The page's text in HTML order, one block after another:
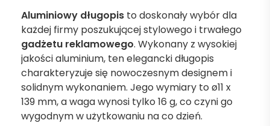
Aluminiowy długopis to doskonały wybór dla
każdej firmy poszukującej stylowego i trwałego
gadżetu reklamowego. Wykonany z wysokiej
jakości aluminium, ten elegancki długopis
charakteryzuje się nowoczesnym designem i
solidnym wykonaniem. Jego wymiary to ø11 x
139 mm, a waga wynosi tylko 16 g, co czyni go
wygodnym w użytkowaniu na co dzień.